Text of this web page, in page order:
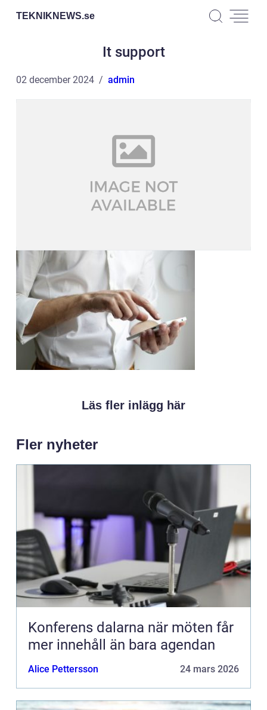
TEKNIKNEWS.se
It support
02 december 2024 admin
Läs fler inlägg här
Fler nyheter
Konferens dalarna när möten får
mer innehåll än bara agendan
Alice Pettersson 24 mars 2026